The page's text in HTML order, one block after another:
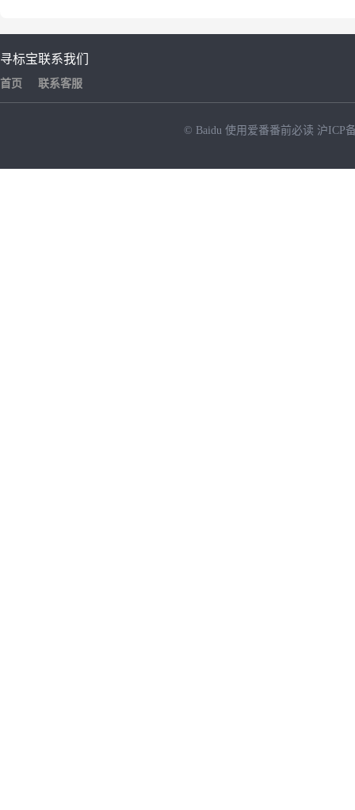
寻标宝
首页
联系我们
联系客服
© Baidu 使用爱番番前必读 沪ICP